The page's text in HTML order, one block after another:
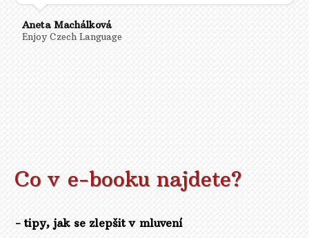
Aneta Machálková
Enjoy Czech Language
Co v e-booku najdete?
- tipy, jak se zlepšit v mluvení